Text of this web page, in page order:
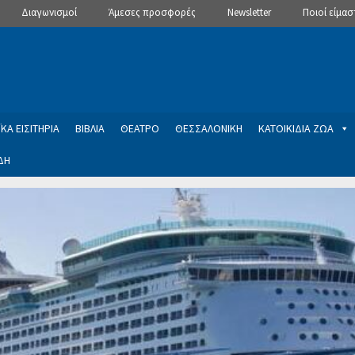
Διαγωνισμοί Άμεσες προσφορές Newsletter Ποιοί
ΕΙΣΙΤΗΡΙΑ ΒΙΒΛΙΑ ΘΕΑΤΡΟ ΘΕΣΣΑΛΟΝΙΚΗ ΚΑΤΟΙΚΙΔΙΑ ΖΩΑ
Newsletter
εγγραφής στο Newsletter του Dealistas.grΕπικοινωνία